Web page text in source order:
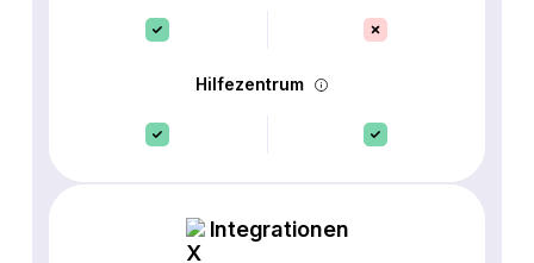
Hilfezentrum
Integrationen